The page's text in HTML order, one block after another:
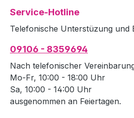
Service-Hotline
Telefonische Unterstüzung und
09106 - 8359694
Nach telefonischer
Mo-Fr, 10:00 - 18:00 Uhr
Sa, 10:00 - 14:00 Uhr
ausgenommen an Feiertagen.